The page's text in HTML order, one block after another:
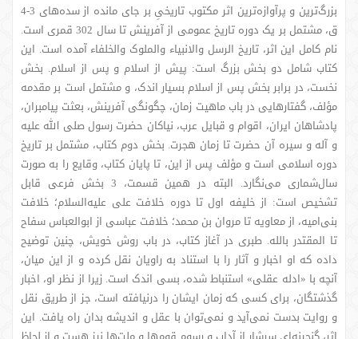
بزرگ‌ترین و پرآوازه‌ترین اثر مکتوب تاریخیِ بر جای مانده از سده‌های 3-4
ق، مشتمل بر یک دوره تاریخ عمومی‌‌ از آفرینش تا سال 302 قمری است.
نام کامل این اثر، تاریخ الرسل والانبیاء والملوک والخلفاء آمده است. این
کتاب شامل دو بخش بزرگ است: پیش از اسلام و پس از اسلام. بخش
نخست، در برابر بخش پس از اسلام بسیار اندک، و مشتمل است بر مقدمه
مؤلف، گفتارهایی در باب ماهیت زمان، چگونگی آفرینش، بعثت پیامبران،
پادشاهان ایران، اقوام و قبایل عرب، نیاکان حضرت رسول صلی الله علیه
و آله و سیره آن حضرت تا زمان هجرت. بخش دوم کتاب، مشتمل بر تاریخ
دوره اسلامی است و مؤلف پس از این، تا پایان کتاب، وقایع را به صورت
سال‌شماری می‌نگارد. البته در همین قسمت، 3 بخش فرعی قابل
تشخیص است: از خلیفه اول تا دوره خلافت علی علیه‌السلام؛ خلافت
بنی‌امیه، از معاویه تا مروان بن محمد؛ خلافت عباسی از ابوالعباس سفاح
تا المقتدر بالله. طبری در آغاز کتاب، در باب روش خویش، چنین توضیح
داده که او اخبار و آثار را با استناد به راویان نقل کرده و از این میان،
آنچه با «ادله عقلی» استنباط شده، بسی اندک است. زیرا از نظر او، اخبار
گذشتگان، برای کسی که زمان ایشان را درنیافته است، جز از طریق نقل
و روایت بدست نمی‌آید و نمی‌توان با عقل و اندیشه بدان راه یافت. این